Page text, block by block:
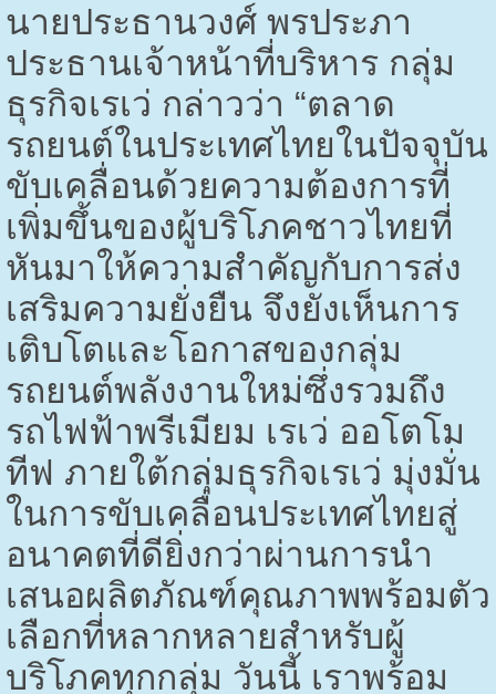
นายประธานวงศ์ พรประภา
ประธานเจ้าหน้าที่บริหาร กลุ่ม
ธุรกิจเรเว่ กล่าวว่า “ตลาด
รถยนต์ในประเทศไทยในปัจจุบัน
ขับเคลื่อนด้วยความต้องการที่
เพิ่มขึ้นของผู้บริโภคชาวไทยที่
หันมาให้ความสำคัญกับการส่ง
เสริมความยั่งยืน จึงยังเห็นการ
เติบโตและโอกาสของกลุ่ม
รถยนต์พลังงานใหม่ซึ่งรวมถึง
รถไฟฟ้าพรีเมียม เรเว่ ออโตโม
ทีฟ ภายใต้กลุ่มธุรกิจเรเว่ มุ่งมั่น
ในการขับเคลื่อนประเทศไทยสู่
อนาคตที่ดียิ่งกว่าผ่านการนำ
เสนอผลิตภัณฑ์คุณภาพพร้อมตัว
เลือกที่หลากหลายสำหรับผู้
บริโภคทุกกลุ่ม วันนี้ เราพร้อม